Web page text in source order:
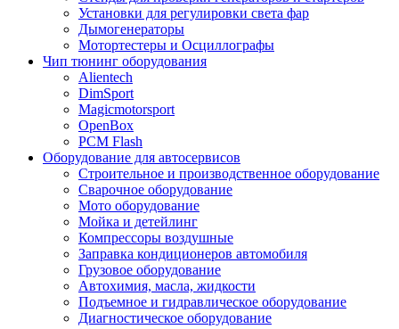
Установки для регулировки света фар
Дымогенераторы
Мотортестеры и Осциллографы
Чип тюнинг оборудования
Alientech
DimSport
Magicmotorsport
OpenBox
PCM Flash
Оборудование для автосервисов
Строительное и производственное оборудование
Сварочное оборудование
Мото оборудование
Мойка и детейлинг
Компрессоры воздушные
Заправка кондиционеров автомобиля
Грузовое оборудование
Автохимия, масла, жидкости
Подъемное и гидравлическое оборудование
Диагностическое оборудование